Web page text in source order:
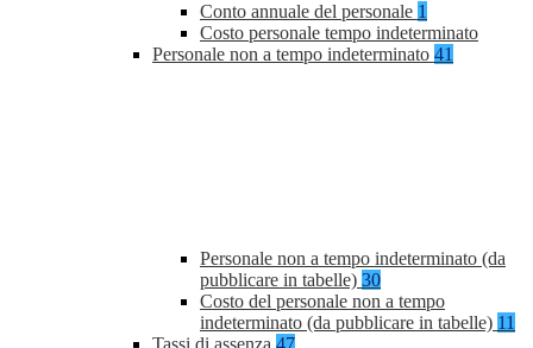
Conto annuale del personale 1
Costo personale tempo indeterminato
Personale non a tempo indeterminato 41
Personale non a tempo indeterminato (da
pubblicare in tabelle) 30
Costo del personale non a tempo
indeterminato (da pubblicare in tabelle) 11